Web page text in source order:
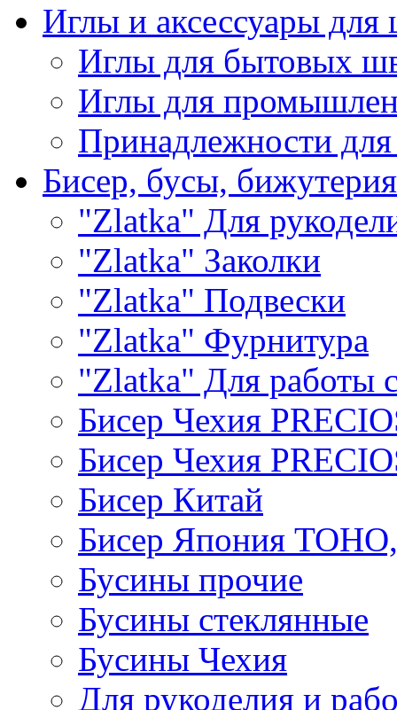
Иглы и аксессуары
Иглы для бытовых
Иглы для
Принадлежности
Бисер, бусы, бижутерия
"Zlatka" Для
"Zlatka" Заколки
"Zlatka" Подвески
"Zlatka" Фурнитура
"Zlatka" Для работы
Бисер Чехия
Бисер Чехия
Бисер Китай
Бисер Япония
Бусины прочие
Бусины стеклянные
Бусины Чехия
Для рукоделия и